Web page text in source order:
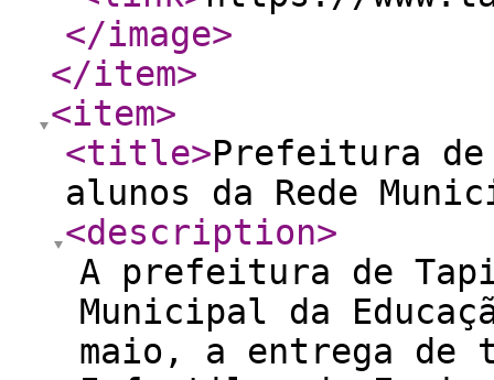
</image>
</item>
<item>
<title>Prefeitura
alunos da Rede
<description>
A prefeitura de
Municipal da
maio, a entrega de